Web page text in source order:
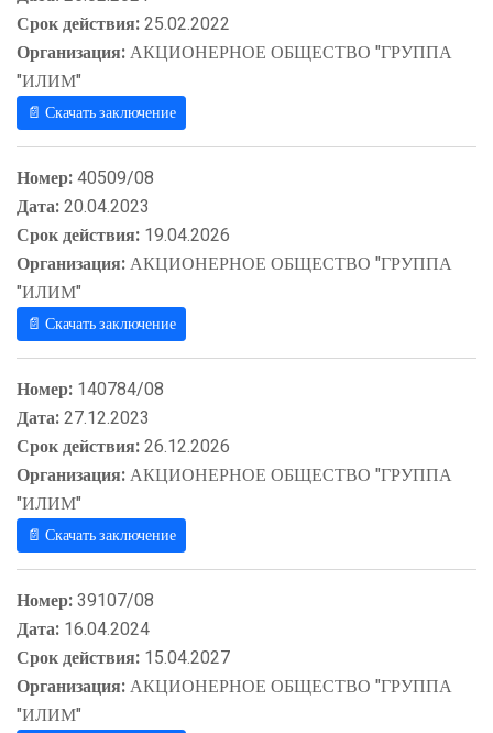
Срок действия:25.02.2022
Организация:АКЦИОНЕРНОЕ ОБЩЕСТВО "ГРУППА
"ИЛИМ"
📄 Скачать заключение
Номер:40509/08
Дата:20.04.2023
Срок действия: 19.04.2026
Организация:АКЦИОНЕРНОЕ ОБЩЕСТВО "ГРУППА
"ИЛИМ"
📄 Скачать заключение
Номер: 140784/08
Дата:27.12.2023
Срок действия:26.12.2026
Организация:АКЦИОНЕРНОЕ ОБЩЕСТВО "ГРУППА
"ИЛИМ"
📄 Скачать заключение
Номер:39107/08
Дата: 16.04.2024
Срок действия: 15.04.2027
Организация:АКЦИОНЕРНОЕ ОБЩЕСТВО "ГРУППА
"ИЛИМ"